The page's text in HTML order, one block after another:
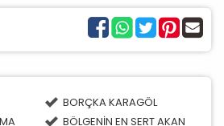
BORÇKA KARAGÖL
BÖLGENİN EN SERT AKAN